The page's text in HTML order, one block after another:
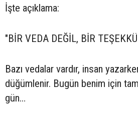
İşte açıklama:
"BİR VEDA DEĞİL, BİR
Bazı vedalar vardır, insan
düğümlenir. Bugün benim için
gün…